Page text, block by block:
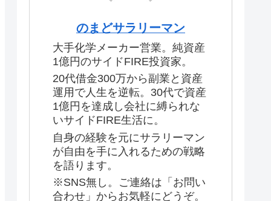
のまどサラリーマン
大手化学メーカー営業。純資産
1億円のサイドFIRE投資家。
20代借金300万から副業と資産
運用で人生を逆転。30代で資産
1億円を達成し会社に縛られな
いサイドFIRE生活に。
自身の経験を元にサラリーマン
が自由を手に入れるための戦略
を語ります。
※SNS無し。ご連絡は「お問い
合わせ」からお気軽にどうぞ。